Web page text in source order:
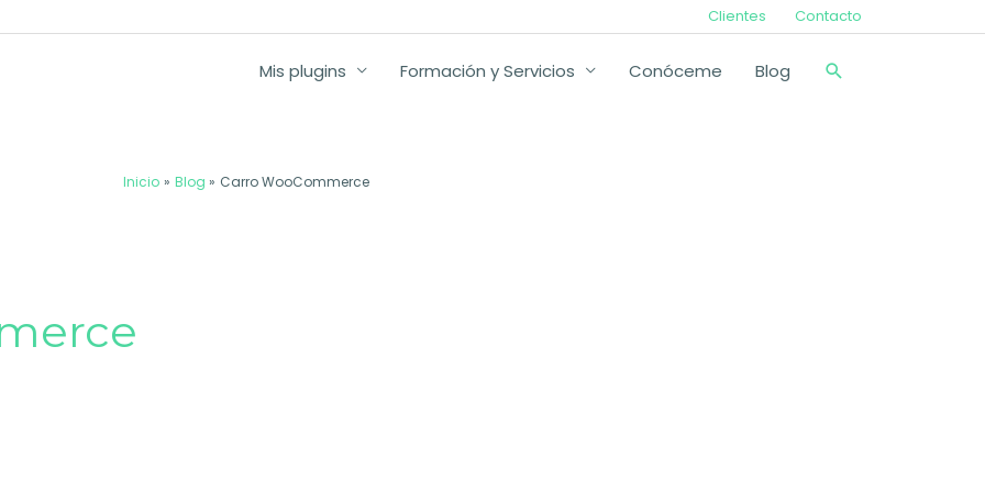
Clientes Contacto
Mis plugins Formación y Servicios Conóceme Blog Buscar
Inicio Blog Carro WooCommerce